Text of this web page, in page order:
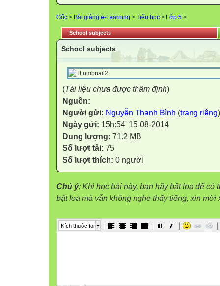
Gốc > Bài giảng e-Learning > Tiểu học > Lớp 5 >
School subjects
School subjects
(Tài liệu chưa được thẩm định)
Nguồn:
Người gửi: Nguyễn Thanh Bình (trang riêng)
Ngày gửi: 15h:54' 15-08-2014
Dung lượng: 71.2 MB
Số lượt tải: 75
Số lượt thích: 0 người
Chú ý: Khi học bài này, bạn hãy bật loa để có
bật loa mà vẫn không nghe thấy tiếng, xin
Kích thước font